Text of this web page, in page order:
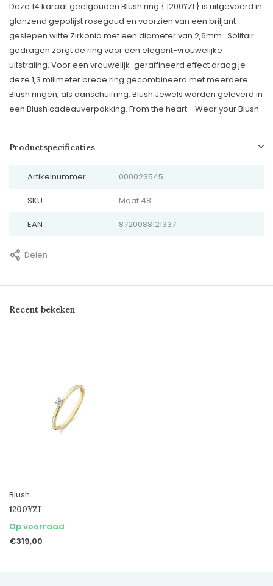
Deze 14 karaat geelgouden Blush ring { 1200YZI } is uitgevoerd in
glanzend gepolijst rosegoud en voorzien van een briljant
geslepen witte Zirkonia met een diameter van 2,6mm . Solitair
gedragen zorgt de ring voor een elegant-vrouwelijke
uitstraling. Voor een vrouwelijk-geraffineerd effect draag je
deze 1,3 milimeter brede ring gecombineerd met meerdere
Blush ringen, als aanschuifring. Blush Jewels worden geleverd in
een Blush cadeauverpakking. From the heart - Wear your Blush
Productspecificaties
Artikelnummer 000023545
SKU Maat 48
EAN 8720088121337
Delen
Recent bekeken
Blush
1200YZI
Op voorraad
€319,00